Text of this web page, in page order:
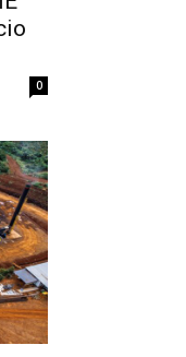
0